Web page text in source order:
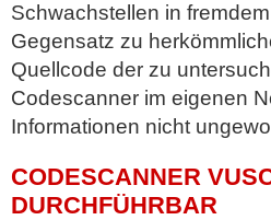
Schwachstellen in
Gegensatz zu
Quellcode der zu
Codescanner im eigenen
Informationen nicht
CODESCANNER
DURCHFÜHRBAR